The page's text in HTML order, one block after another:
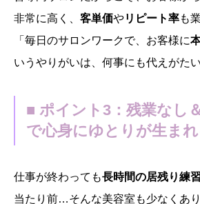
非常に高く、 客単価やリピート率も
「毎日のサロンワークで、お客様に
いうやりがいは、何事にも代えがた
■ ポイント3：残業なし
で心身にゆとりが生ま
仕事が終わっても長時間の居残り練習
当たり前…そんな美容室も少なくあり